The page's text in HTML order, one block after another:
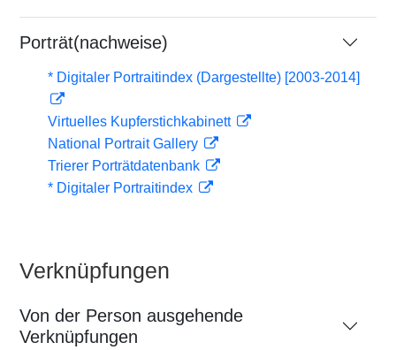
Porträt(nachweise)
* Digitaler Portraitindex (Dargestellte) [2003-2014]
Virtuelles Kupferstichkabinett
National Portrait Gallery
Trierer Porträtdatenbank
* Digitaler Portraitindex
Verknüpfungen
Von der Person ausgehende
Verknüpfungen